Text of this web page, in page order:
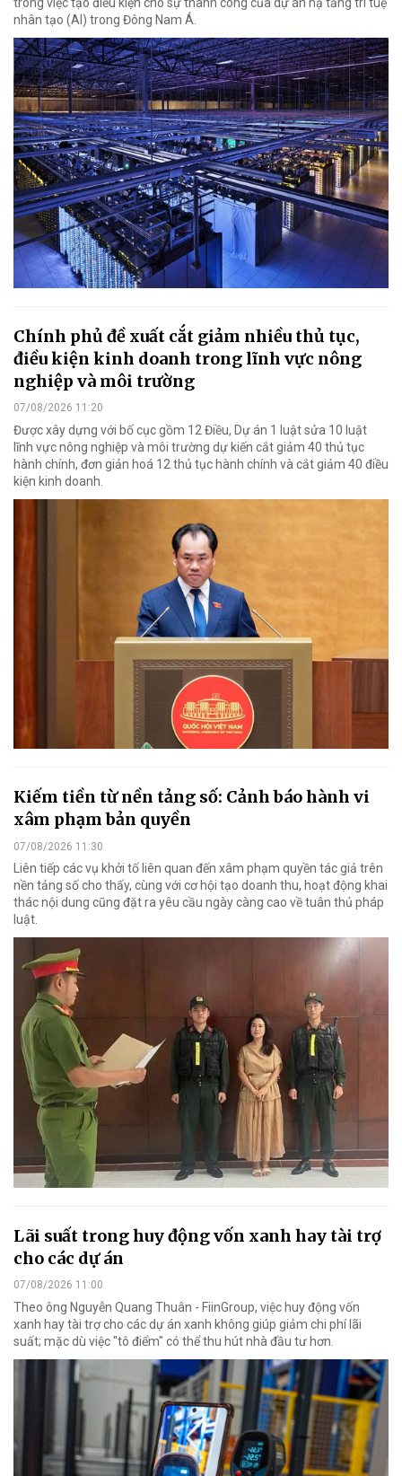
nhân tạo (AI) trong Đông Nam Á.
Chính phủ đề xuất cắt giảm nhiều thủ tục,
điều kiện kinh doanh trong lĩnh vực nông
nghiệp và môi trường
07/08/2026 11:20
Được xây dựng với bố cục gồm 12 Điều, Dự án 1 luật sửa 10 luật
lĩnh vực nông nghiệp và môi trường dự kiến cắt giảm 40 thủ tục
hành chính, đơn giản hoá 12 thủ tục hành chính và cắt giảm 40 điều
kiện kinh doanh.
Kiếm tiền từ nền tảng số: Cảnh báo hành vi
xâm phạm bản quyền
07/08/2026 11:30
Liên tiếp các vụ khởi tố liên quan đến xâm phạm quyền tác giả trên
nền tảng số cho thấy, cùng với cơ hội tạo doanh thu, hoạt động khai
thác nội dung cũng đặt ra yêu cầu ngày càng cao về tuân thủ pháp
luật.
Lãi suất trong huy động vốn xanh hay tài trợ
cho các dự án
07/08/2026 11:00
Theo ông Nguyễn Quang Thuân - FiinGroup, việc huy động vốn
xanh hay tài trợ cho các dự án xanh không giúp giảm chi phí lãi
suất; mặc dù việc "tô điểm" có thể thu hút nhà đầu tư hơn.